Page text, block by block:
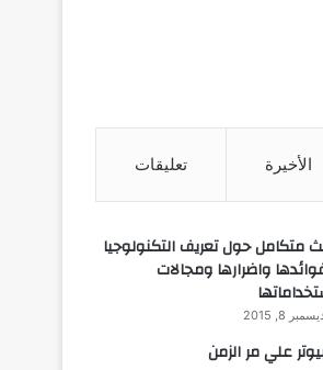
الأخيرة تعليقات
متكامل حول تعريف التكنولوجيا
واضرارها ومجالات
8, 2015
علي مر الزمن